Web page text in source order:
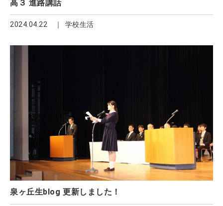
高３ 進路講話
2024.04.22 学校生活
泉ヶ丘生blog 更新しました！